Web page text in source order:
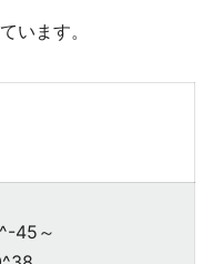
います。
45～